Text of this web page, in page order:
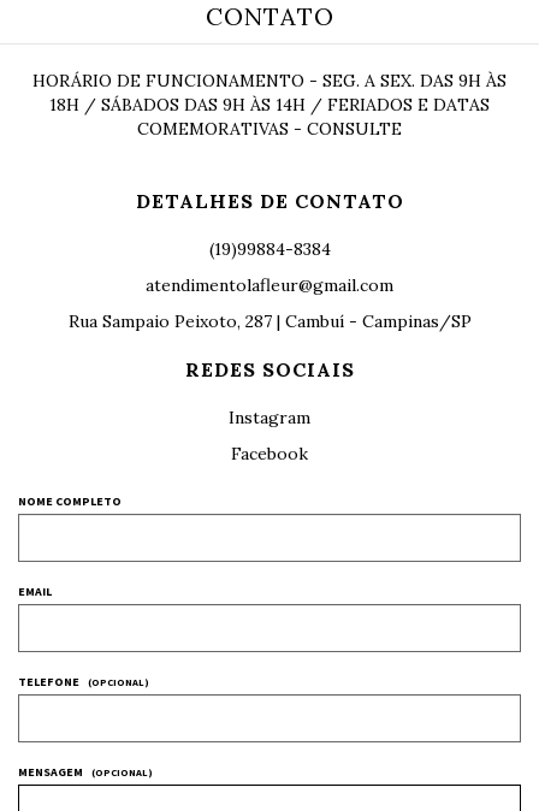
CONTATO
HORÁRIO DE FUNCIONAMENTO - SEG. A SEX. DAS 9H ÀS
18H / SÁBADOS DAS 9H ÀS 14H / FERIADOS E DATAS
COMEMORATIVAS - CONSULTE
DETALHES DE CONTATO
(19)99884-8384
atendimentolafleur@gmail.com
Rua Sampaio Peixoto, 287 | Cambuí - Campinas/SP
REDES SOCIAIS
Instagram
Facebook
NOME COMPLETO
EMAIL
TELEFONE (OPCIONAL)
MENSAGEM (OPCIONAL)